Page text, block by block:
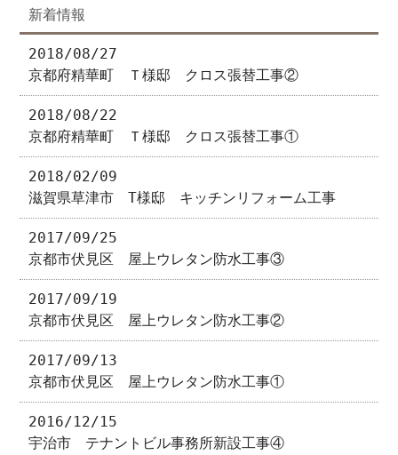
新着情報
2018/08/27
京都府精華町 Ｔ様邸 クロス張替工事②
2018/08/22
京都府精華町 Ｔ様邸 クロス張替工事①
2018/02/09
滋賀県草津市 T様邸 キッチンリフォーム工事
2017/09/25
京都市伏見区 屋上ウレタン防水工事③
2017/09/19
京都市伏見区 屋上ウレタン防水工事②
2017/09/13
京都市伏見区 屋上ウレタン防水工事①
2016/12/15
宇治市 テナントビル事務所新設工事④